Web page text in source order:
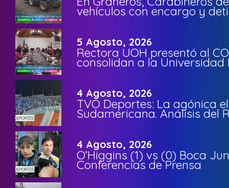
vehículos con encargo y
5 Agosto, 2026
Rectora UOH presentó al
consolidan a la Universidad
4 Agosto, 2026
TVO Deportes: La agónica
Sudamericana. Análisis del
4 Agosto, 2026
O’Higgins (1) vs (0) Boca
Conferencias de Prensa